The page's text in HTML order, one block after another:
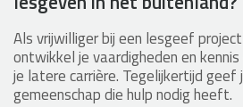
Als vrijwilliger bij een lesgeef
ontwikkel je vaardigheden en
je latere carrière. Tegelijkertijd geef
gemeenschap die hulp nodig heeft.